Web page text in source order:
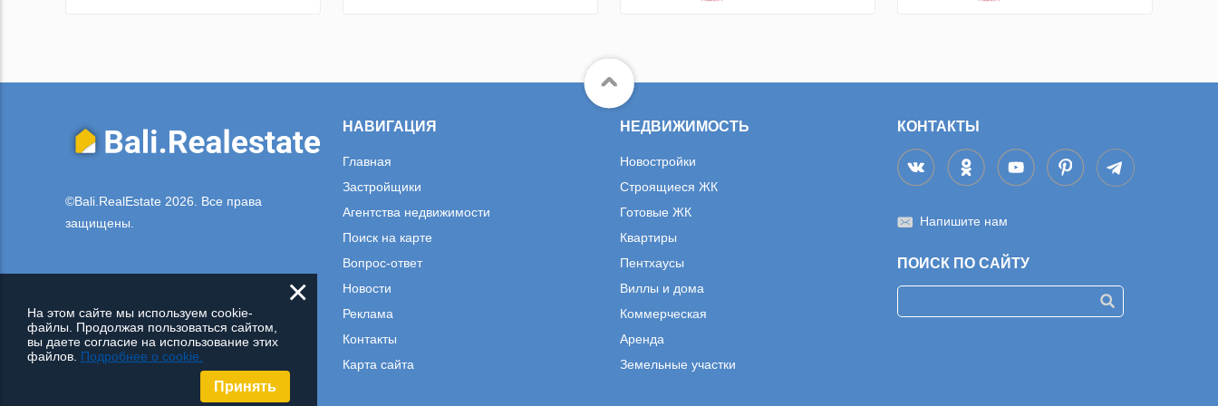
©Bali.RealEstate 2026. Все права
защищены.
НАВИГАЦИЯ
Главная
Застройщики
Агентства недвижимости
Поиск на карте
Вопрос-ответ
Новости
Реклама
Контакты
Карта сайта
НЕДВИЖИМОСТЬ
Новостройки
Строящиеся ЖК
Готовые ЖК
Квартиры
Пентхаусы
Виллы и дома
Коммерческая
Аренда
Земельные участки
КОНТАКТЫ
Напишите нам
ПОИСК ПО САЙТУ
×
На этом сайте мы используем cookie-
файлы. Продолжая пользоваться сайтом,
вы даете согласие на использование этих
файлов. Подробнее о cookie.
Принять